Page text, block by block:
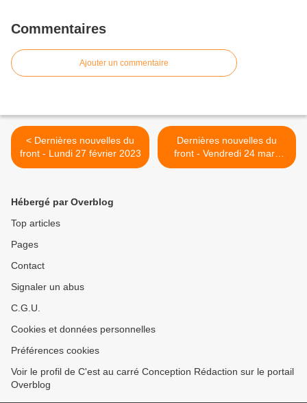
Commentaires
Ajouter un commentaire
< Dernières nouvelles du
front - Lundi 27 février 2023
Dernières nouvelles du
front - Vendredi 24 mars
2023 >
Hébergé par Overblog
Top articles
Pages
Contact
Signaler un abus
C.G.U.
Cookies et données personnelles
Préférences cookies
Voir le profil de C'est au carré Conception Rédaction sur le portail
Overblog